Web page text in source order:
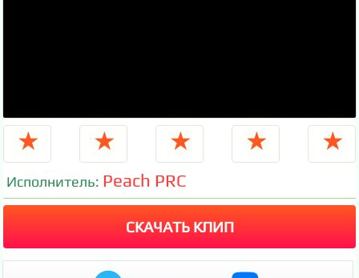
★ ★ ★ ★ ★
Исполнитель: Peach PRC
СКАЧАТЬ КЛИП